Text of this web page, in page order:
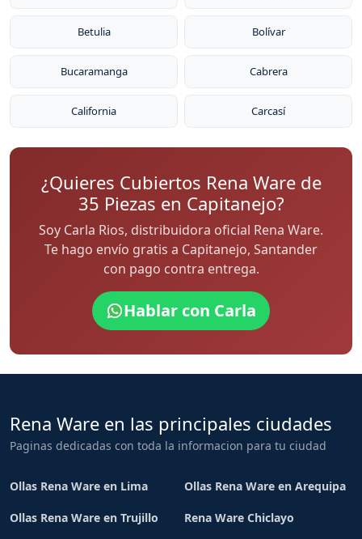
Betulia Bolívar
Bucaramanga Cabrera
California Carcasí
¿Quieres Cubiertos Rena Ware de
35 Piezas en Capitanejo?
Soy Carla Rios, distribuidora oficial Rena Ware.
Te hago envío gratis a Capitanejo, Santander
con pago contra entrega.
Hablar con Carla
Rena Ware en las principales ciudades
Paginas dedicadas con toda la informacion para tu ciudad
Ollas Rena Ware en Lima Ollas Rena Ware en Arequipa
Ollas Rena Ware en Trujillo Rena Ware Chiclayo